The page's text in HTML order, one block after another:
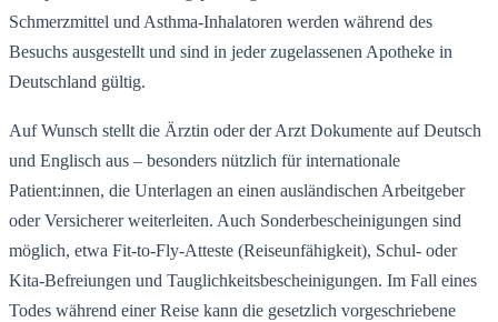
Schmerzmittel und Asthma-Inhalatoren werden während des
Besuchs ausgestellt und sind in jeder zugelassenen Apotheke in
Deutschland gültig.
Auf Wunsch stellt die Ärztin oder der Arzt Dokumente auf Deutsch
und Englisch aus – besonders nützlich für internationale
Patient:innen, die Unterlagen an einen ausländischen Arbeitgeber
oder Versicherer weiterleiten. Auch Sonderbescheinigungen sind
möglich, etwa Fit-to-Fly-Atteste (Reiseunfähigkeit), Schul- oder
Kita-Befreiungen und Tauglichkeitsbescheinigungen. Im Fall eines
Todes während einer Reise kann die gesetzlich vorgeschriebene